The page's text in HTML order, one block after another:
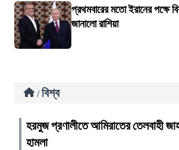
প্রথমবারের মতো ইরানের পক্ষে
জানালো রাশিয়া
/ বিশ্ব
হরমুজ প্রণালীতে আমিরাতের তেলবাহী
হামলা